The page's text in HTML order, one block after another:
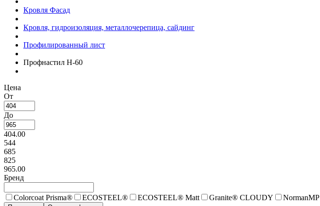
Кровля Фасад
Кровля, гидроизоляция, металлочерепица, сайдинг
Профилированный лист
Профнастил Н-60
Цена
От
До
404.00
544
685
825
965.00
Бренд
Colorcoat Prisma® ECOSTEEL® ECOSTEEL® Matt Granite® CLOUDY NormanMP